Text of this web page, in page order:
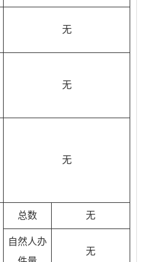
无
无
无
总数 无
自然人办
无